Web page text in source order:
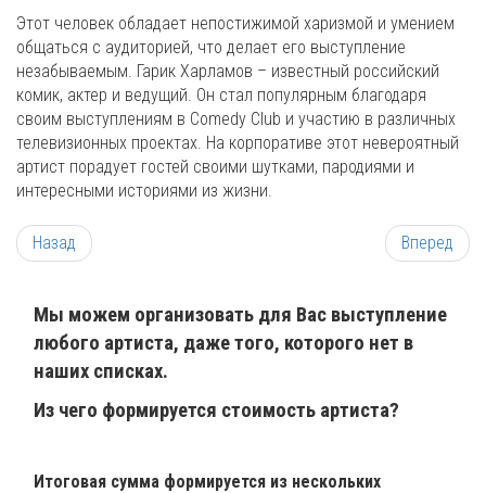
Этот человек обладает непостижимой харизмой и умением
общаться с аудиторией, что делает его выступление
незабываемым. Гарик Харламов – известный российский
комик, актер и ведущий. Он стал популярным благодаря
своим выступлениям в Comedy Club и участию в различных
телевизионных проектах. На корпоративе этот невероятный
артист порадует гостей своими шутками, пародиями и
интересными историями из жизни.
Назад Вперед
Мы можем организовать для Вас выступление
любого артиста, даже того, которого нет в
наших списках.
Из чего формируется стоимость артиста?
Итоговая сумма формируется из нескольких